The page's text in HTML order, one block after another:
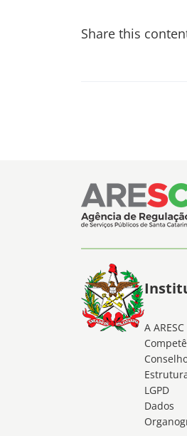
Share this
A ARESC
LGPD
Dados